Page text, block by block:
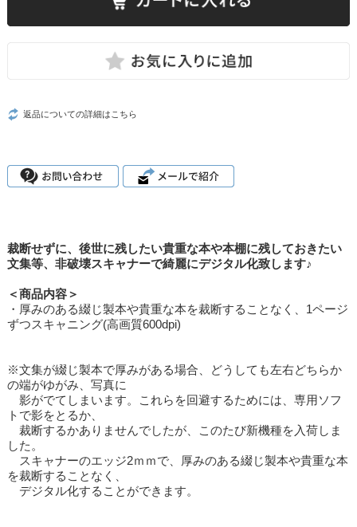
返品についての詳細はこちら
裁断せずに、後世に残したい貴重な本や本棚に残しておきたい
文集等、非破壊スキャナーで綺麗にデジタル化致します♪
＜商品内容＞
・厚みのある綴じ製本や貴重な本を裁断することなく、1ページ
ずつスキャニング(高画質600dpi)
※文集が綴じ製本で厚みがある場合、どうしても左右どちらか
の端がゆがみ、写真に
影がでてしまいます。これらを回避するためには、専用ソフ
トで影をとるか、
裁断するかありませんでしたが、このたび新機種を入荷しま
した。
スキャナーのエッジ2ｍｍで、厚みのある綴じ製本や貴重な本
を裁断することなく、
デジタル化することができます。